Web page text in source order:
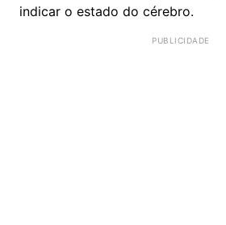
indicar o estado do cérebro.